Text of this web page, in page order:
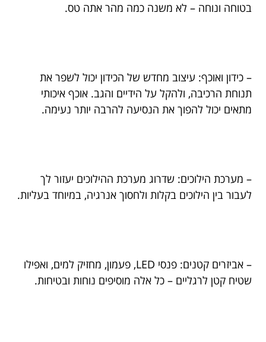
בטוחה ונוחה – לא משנה כמה מהר אתה טס.
– כידון ואוכף: עיצוב מחדש של הכידון יכול לשפר את
תנוחת הרכיבה, ולהקל על הידיים והגב. אוכף איכותי
מתאים יכול להפוך את הנסיעה להרבה יותר נעימה.
– מערכת הילוכים: שדרוג מערכת ההילוכים יעזור לך
לעבור בין הילוכים בקלות ולחסוך אנרגיה, במיוחד בעליות.
– אביזרים קטנים: פנסי LED, פעמון, מחזיק למים, ואפילו
שטיח קטן לרגליים – כל אלה מוסיפים נוחות ובטיחות.